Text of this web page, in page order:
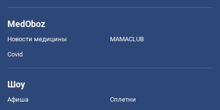
MedOboz
Новости медицины MAMACLUB
Covid
Шоу
Афиша Сплетни